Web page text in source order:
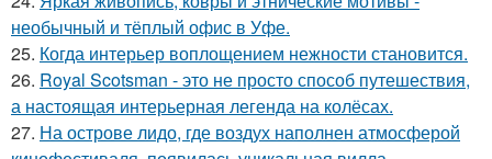
необычный и тёплый офис в Уфе.
25. Когда интерьер воплощением нежности становится.
26. Royal Scotsman - это не просто способ путешествия,
а настоящая интерьерная легенда на колёсах.
27. На острове лидо, где воздух наполнен атмосферой